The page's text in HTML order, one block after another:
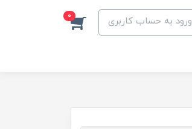
ورود به حساب کاربری 0